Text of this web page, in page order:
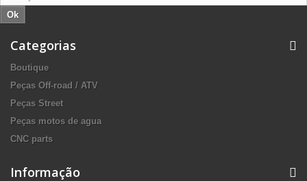
Ok
Categorias
Boutique
Peças Off-road / ATV
Peças Street
Peças motos de agua
CNC parts
Informação